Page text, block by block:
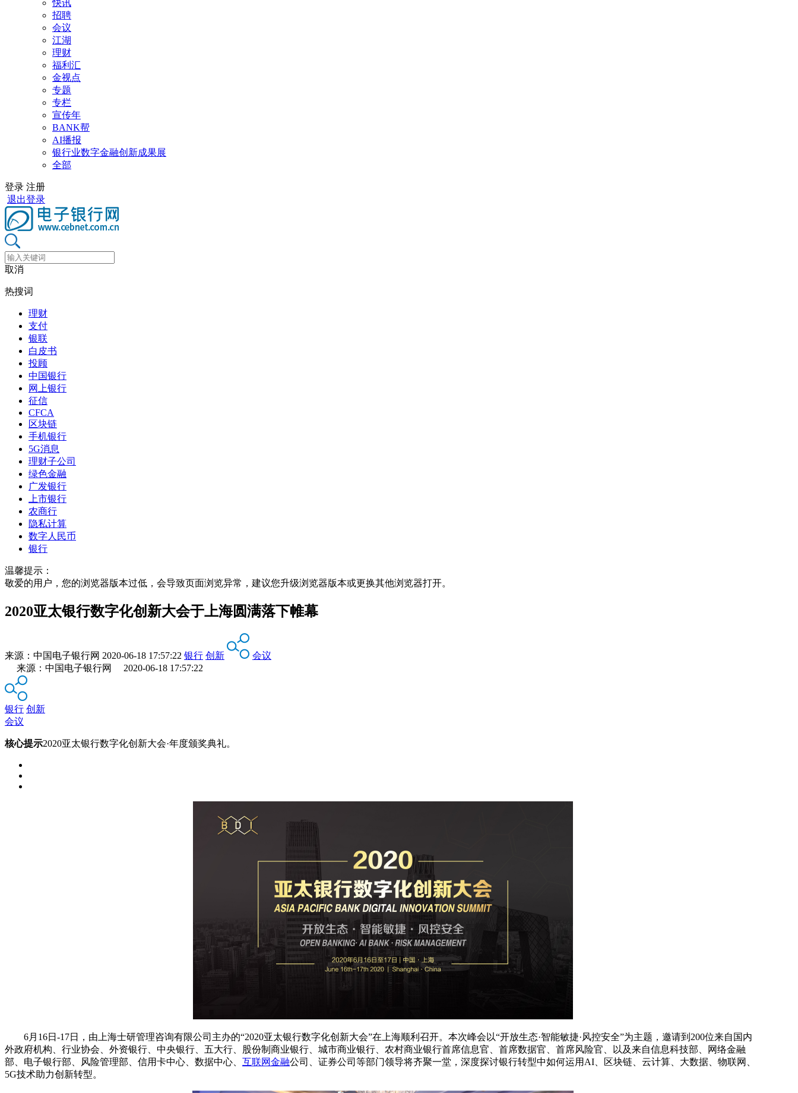
快讯
招聘
会议
江湖
理财
福利汇
金视点
专题
专栏
宣传年
BANK帮
AI播报
银行业数字金融创新成果展
全部
登录 注册
退出登录
取消
热搜词
理财
支付
银联
白皮书
投顾
中国银行
网上银行
征信
CFCA
区块链
手机银行
5G消息
理财子公司
绿色金融
广发银行
上市银行
农商行
隐私计算
数字人民币
银行
温馨提示：
敬爱的用户，您的浏览器版本过低，会导致页面浏览异常，建议您升级浏览器版本或更换其他浏览器打开。
2020亚太银行数字化创新大会于上海圆满落下帷幕
来源： 中国电子银行网 2020-06-18 17:57:22 银行 创新
会议
来源：中国电子银行网 2020-06-18 17:57:22
银行 创新
会议
核心提示2020亚太银行数字化创新大会·年度颁奖典礼。
6月16日-17日，由上海士研管理咨询有限公司主办的“2020亚太银行数字化创新大会”在上海顺利召开。本次峰会以“开放生态·智能敏捷·风控安全”为主题，邀请到200位来自国内
外政府机构、行业协会、外资银行、中央银行、五大行、股份制商业银行、城市商业银行、农村商业银行首席信息官、首席数据官、首席风险官、以及来自信息科技部、网络金融
部、电子银行部、风险管理部、信用卡中心、数据中心、 互联网金融公司、证券公司等部门领导将齐聚一堂，深度探讨银行转型中如何运用AI、区块链、云计算、大数据、物联网、
5G技术助力创新转型。